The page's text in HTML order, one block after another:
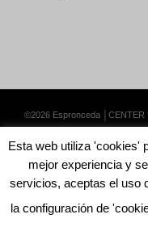
©2026 Espronceda │CENTER
Esta web utiliza 'cookies'
mejor experiencia y
servicios, aceptas el uso
la configuración deEnglish